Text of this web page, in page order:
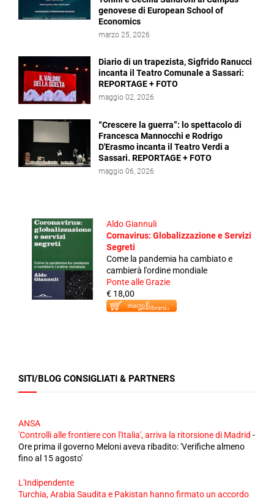
genovese di European School of
Economics
marzo 25, 2026
Diario di un trapezista, Sigfrido Ranucci
incanta il Teatro Comunale a Sassari:
REPORTAGE + FOTO
maggio 02, 2026
“Crescere la guerra”: lo spettacolo di
Francesca Mannocchi e Rodrigo
D'Erasmo incanta il Teatro Verdi a
Sassari. REPORTAGE + FOTO
maggio 06, 2026
Aldo Giannuli
Cornavirus: Globalizzazione e Servizi
Segreti
Come la pandemia ha cambiato e
cambierà l'ordine mondiale
Ponte alle Grazie
€ 18,00
SITI/BLOG CONSIGLIATI & PARTNERS
ANSA
'Controlli alle frontiere con l'Italia', arriva la ritorsione di Madrid -
Ore prima il governo Meloni aveva ribadito: 'Verifiche almeno
fino al 15 agosto'
L'Indipendente
Turchia, Arabia Saudita e Pakistan hanno firmato un accordo